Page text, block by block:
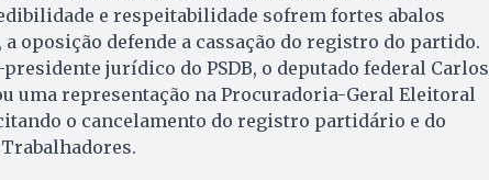
e respeitabilidade sofrem fortes abalos
oposição defende a cassação do registro do partido.
jurídico do PSDB, o deputado federal Carlos
uma representação na Procura­doria-Geral Eleitoral
o cancelamento do registro partidário e do